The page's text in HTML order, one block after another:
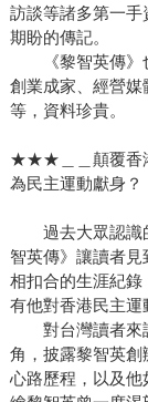
訪談等諸多第一
期盼的傳記。
《黎智英傳》也
創業成家、經營
等，資料珍貴。
★★★＿＿顛覆香
為民主運動獻身？
過去大眾認識的
智英傳》讓讀者
相扣合的生涯紀
有他對香港民主運
對台灣讀者來說
角，披露黎智英
心路歷程，以及